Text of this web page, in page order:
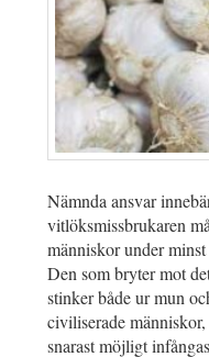
Nämnda ansvar
vitlöksmissbrukaren
människor under
Den som bryter mot
stinker både ur mun
civiliserade
snarast möjligt